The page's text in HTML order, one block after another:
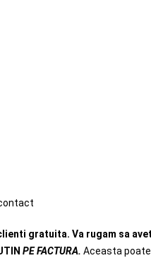
gratuita. Va rugam sa
PE FACTURA. Aceasta